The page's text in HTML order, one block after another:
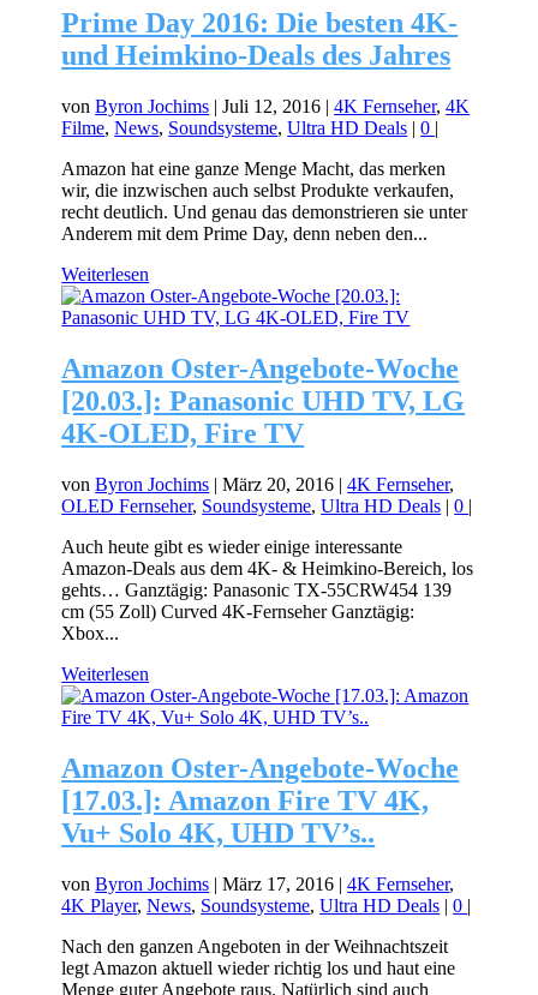
Prime Day 2016: Die besten 4K-
und Heimkino-Deals des Jahres
vonByron Jochims |Juli 12, 2016 |4K Fernseher,4K
Filme,News, Soundsysteme,Ultra HD Deals |0 |
Amazon hat eine ganze Menge Macht, das merken
wir, die inzwischen auch selbst Produkte verkaufen,
recht deutlich. Und genau das demonstrieren sie unter
Anderem mit dem Prime Day, denn neben den...
Weiterlesen
Amazon Oster-Angebote-Woche
[20.03.]: Panasonic UHD TV, LG
4K-OLED, Fire TV
vonByron Jochims |März 20, 2016 |4K Fernseher,
OLED Fernseher, Soundsysteme,Ultra HD Deals |0 |
Auch heute gibt es wieder einige interessante
Amazon-Deals aus dem 4K- & Heimkino-Bereich, los
gehts… Ganztägig: Panasonic TX-55CRW454 139
cm (55 Zoll) Curved 4K-Fernseher Ganztägig:
Xbox...
Weiterlesen
Amazon Oster-Angebote-Woche
[17.03.]: Amazon Fire TV 4K,
Vu+ Solo 4K, UHD TV’s..
vonByron Jochims |März 17, 2016 |4K Fernseher,
4K Player,News, Soundsysteme,Ultra HD Deals |0 |
Nach den ganzen Angeboten in der Weihnachtszeit
legt Amazon aktuell wieder richtig los und haut eine
Menge guter Angebote raus. Natürlich sind auch